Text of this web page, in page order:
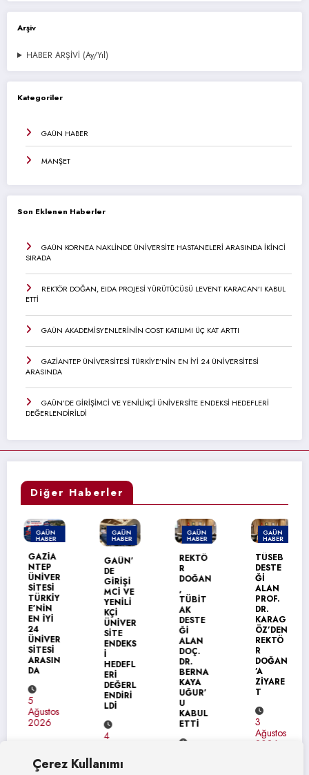
Çerez Kullanımı
Arşiv
HABER ARŞİVİ (Ay/Yıl)
Kategoriler
GAÜN HABER
MANŞET
Son Eklenen Haberler
GAÜN KORNEA NAKLİNDE ÜNİVERSİTE HASTANELERİ ARASINDA İKİNCİ
SIRADA
REKTÖR DOĞAN, EIDA PROJESİ YÜRÜTÜCÜSÜ LEVENT KARACAN’I KABUL
ETTİ
GAÜN AKADEMİSYENLERİNİN COST KATILIMI ÜÇ KAT ARTTI
GAZİANTEP ÜNİVERSİTESİ TÜRKİYE’NİN EN İYİ 24 ÜNİVERSİTESİ
ARASINDA
GAÜN’DE GİRİŞİMCİ VE YENİLİKÇİ ÜNİVERSİTE ENDEKSİ HEDEFLERİ
DEĞERLENDİRİLDİ
Diğer Haberler
GAÜN
HABER
MANŞET
GAZİA
NTEP
ÜNİVER
SİTESİ
TÜRKİY
E’NİN
EN İYİ
24
ÜNİVER
SİTESİ
ARASIN
DA
5
Ağustos
2026
GAÜN
HABER
GAÜN’
DE
GİRİŞİ
MCİ VE
YENİLİ
KÇİ
ÜNİVER
SİTE
ENDEKS
HEDEFL
ERİ
DEĞERL
ENDİRİ
LDİ
4
GAÜN
HABER
REKTÖ
R
DOĞAN
TÜBİT
AK
DESTE
Ğİ
ALAN
DOÇ.
DR.
BERNA
KAYA
UĞUR’
U
KABUL
ETTİ
GAÜN
HABER
TÜSEB
DESTE
Ğİ
ALAN
PROF.
DR.
KARAG
ÖZ’DEN
REKTÖ
R
DOĞAN
’A
ZİYARE
T
3
Ağustos
2026